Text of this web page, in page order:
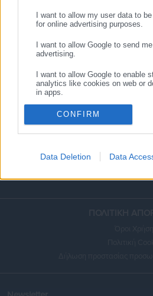
I want to allow my user data to
for online advertising purposes.
I want to allow Google to send
advertising.
I want to allow Google to enable
analytics like cookies on web or
in apps.
I want to allow Google to enable
functionality of the website or app.
personalization.
security, including authentication
CONFIRM
Data Deletion Data
Κεντρική Εκλογές
Ευρετήριο ΟΤΑ Σύνδεσμοι
ΣΤΟΙΧΕΙΑ
Πανεπιστημίου 56, Αθήνα τ.κ.
Φαξ: 210 512